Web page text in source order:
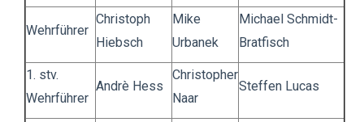
Wehrführer
Christoph
Hiebsch
Mike
Urbanek
Michael Schmidt-
Bratfisch
1. stv.
Wehrführer
Andrè Hess
Christopher
Naar
Steffen Lucas